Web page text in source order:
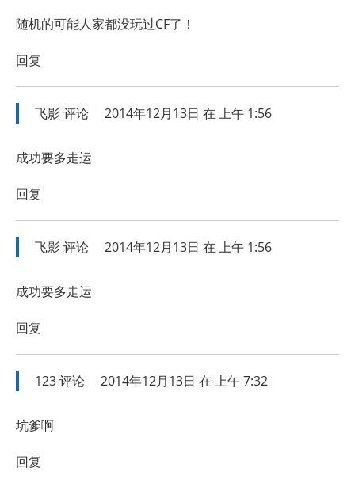
随机的可能人家都没玩过CF了！
回复
飞影评论 2014年12月13日 在 上午 1:56
成功要多走运
回复
飞影评论 2014年12月13日 在 上午 1:56
成功要多走运
回复
123评论 2014年12月13日 在 上午 7:32
坑爹啊
回复